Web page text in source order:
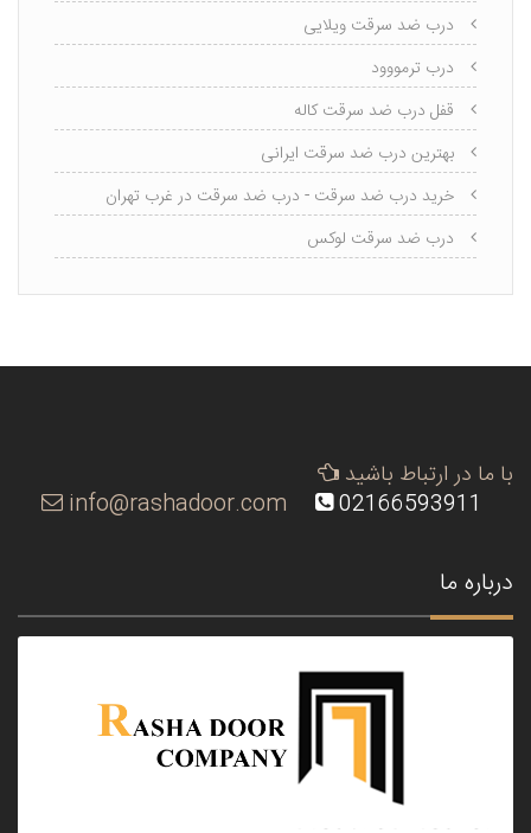
درب ضد سرقت ویلایی
درب ترمووود
قفل درب ضد سرقت کاله
بهترین درب ضد سرقت ایرانی
خرید درب ضد سرقت - درب ضد سرقت در غرب تهران
درب ضد سرقت لوکس
با ما در ارتباط باشید
02166593911
info@rashadoor.com
درباره ما